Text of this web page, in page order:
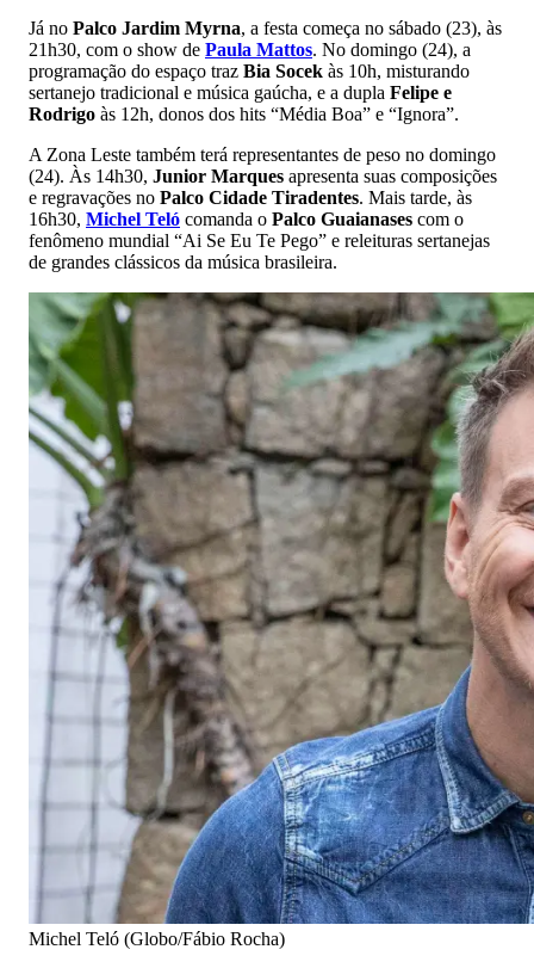
Já no Palco Jardim Myrna, a festa começa no sábado (23), às
21h30, com o show de Paula Mattos. No domingo (24), a
programação do espaço traz Bia Socek às 10h, misturando
sertanejo tradicional e música gaúcha, e a dupla Felipe e
Rodrigo às 12h, donos dos hits “Média Boa” e “Ignora”.
A Zona Leste também terá representantes de peso no domingo
(24). Às 14h30, Junior Marques apresenta suas composições
e regravações no Palco Cidade Tiradentes. Mais tarde, às
16h30, Michel Teló comanda o Palco Guaianases com o
fenômeno mundial “Ai Se Eu Te Pego” e releituras sertanejas
de grandes clássicos da música brasileira.
Michel Teló (Globo/Fábio Rocha)